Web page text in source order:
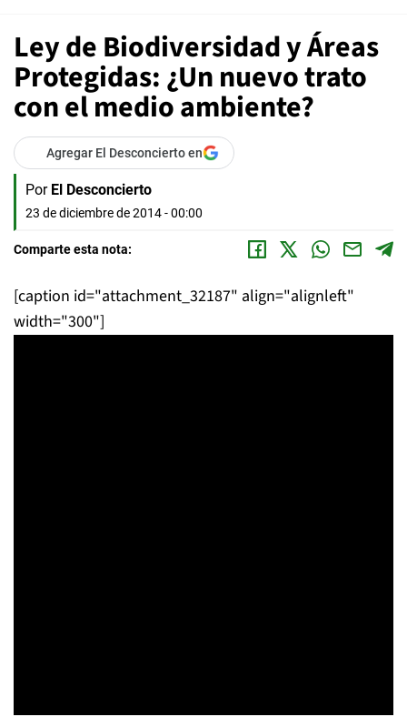
Ley de Biodiversidad y Áreas
Protegidas: ¿Un nuevo trato
con el medio ambiente?
Agregar El Desconcierto en
Por El Desconcierto
23 de diciembre de 2014 - 00:00
Comparte esta nota:
[caption id="attachment_32187" align="alignleft"
width="300"]